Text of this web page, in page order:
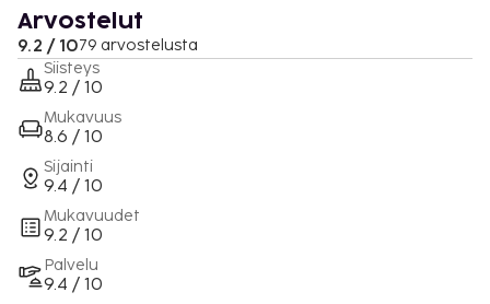
Arvostelut
9.2 / 1079 arvostelusta
Siisteys
9.2 / 10
Mukavuus
8.6 / 10
Sijainti
9.4 / 10
Mukavuudet
9.2 / 10
Palvelu
9.4 / 10